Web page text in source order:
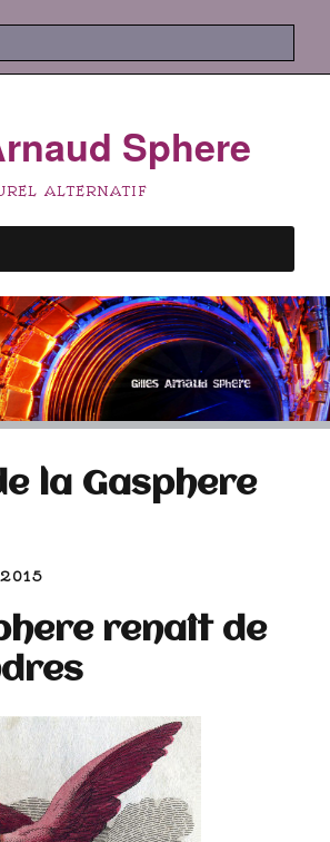
Sphere
ALTERNATIF
la Gasphere
renaît de